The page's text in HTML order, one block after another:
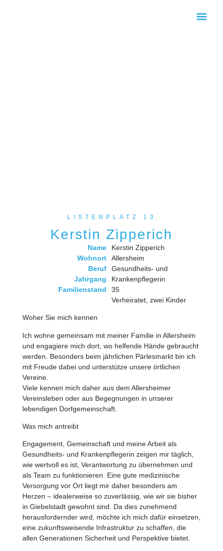
LISTENPLATZ 13
Kerstin Zipperich
Name
Wohnort
Beruf
Jahrgang
Familienstand
Kerstin Zipperich
Allersheim
Gesundheits- und
Krankenpflegerin
35
Verheiratet, zwei Kinder
Woher Sie mich kennen
Ich wohne gemeinsam mit meiner Familie in Allersheim
und engagiere mich dort, wo helfende Hände gebraucht
werden. Besonders beim jährlichen Pärlesmarkt bin ich
mit Freude dabei und unterstütze unsere örtlichen
Vereine.
Viele kennen mich daher aus dem Allersheimer
Vereinsleben oder aus Begegnungen in unserer
lebendigen Dorfgemeinschaft.
Was mich antreibt
Engagement, Gemeinschaft und meine Arbeit als
Gesundheits- und Krankenpflegerin zeigen mir täglich,
wie wertvoll es ist, Verantwortung zu übernehmen und
als Team zu funktionieren. Eine gute medizinische
Versorgung vor Ort liegt mir daher besonders am
Herzen – idealerweise so zuverlässig, wie wir sie bisher
in Giebelstadt gewohnt sind. Da dies zunehmend
herausfordernder wird, möchte ich mich dafür einsetzen,
eine zukunftsweisende Infrastruktur zu schaffen, die
allen Generationen Sicherheit und Perspektive bietet.